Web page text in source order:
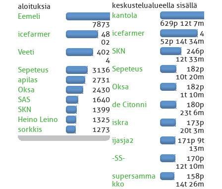
aloituksia
Eemeli
7873
icefarmer
48
02
Veeti
402
4
Sepeteus
3136
apilas
2731
Oksa
2430
SAS
1640
SKN
1399
Heino Leino
1325
sorkkis
1273
keskustelualueella sisällä
kantola
629p 12t 7m
icefarmer
4
52p 14t 34m
SKN
246p
12t 33m
Sepeteus
182p
10t 20m
Oksa
182p
1t 10m
de Citonni
180p
23t 6m
iskra
173p
20t 3m
ijasja2
171p 9t
13m
-SS-
170p
12t 10m
supersamma
kko
158p
14t 26m